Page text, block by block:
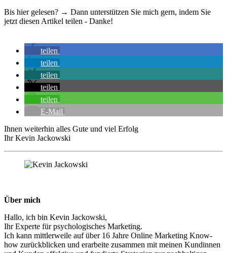
Bis hier gelesen? → Dann unterstützen Sie mich gern, indem Sie
jetzt diesen Artikel teilen - Danke!
teilen
teilen
teilen
teilen
teilen
E-Mail
Ihnen weiterhin alles Gute und viel Erfolg
Ihr Kevin Jackowski
Über mich
Hallo, ich bin Kevin Jackowski,
Ihr Experte für psychologisches Marketing.
Ich kann mittlerweile auf über 16 Jahre Online Marketing Know-
how zurückblicken und erarbeite zusammen mit meinen Kundinnen